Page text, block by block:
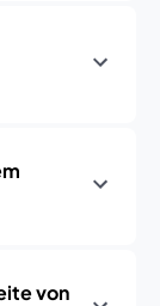
von